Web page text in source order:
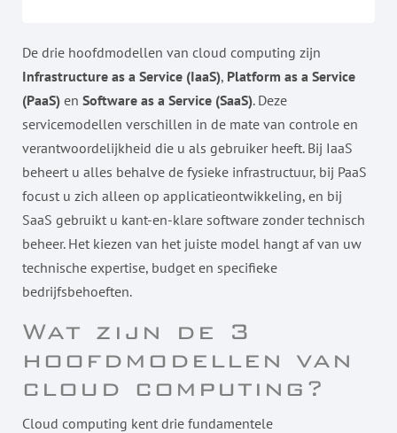
De drie hoofdmodellen van cloud computing zijn
Infrastructure as a Service (IaaS), Platform as a Service
(PaaS) en Software as a Service (SaaS). Deze
servicemodellen verschillen in de mate van controle en
verantwoordelijkheid die u als gebruiker heeft. Bij IaaS
beheert u alles behalve de fysieke infrastructuur, bij PaaS
focust u zich alleen op applicatieontwikkeling, en bij
SaaS gebruikt u kant-en-klare software zonder technisch
beheer. Het kiezen van het juiste model hangt af van uw
technische expertise, budget en specifieke
bedrijfsbehoeften.
Wat zijn de 3
hoofdmodellen van
cloud computing?
Cloud computing kent drie fundamentele